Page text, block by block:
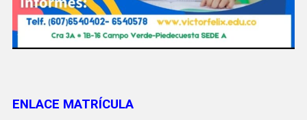
ENLACE MATRÍCULA